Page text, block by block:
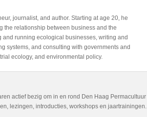
journalist, and author. Starting at age 20, he
the relationship between business and the
running ecological businesses, writing and
systems, and consulting with governments and
ecology, and environmental policy.
actief bezig om in en rond Den Haag Permacultuur
lezingen, introducties, workshops en jaartrainingen.